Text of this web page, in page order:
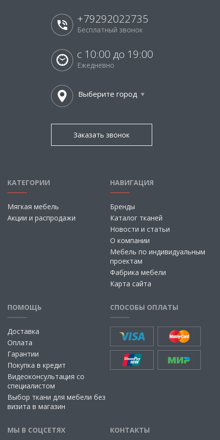
+79292022735
Бесплатный звонок
с 10:00 до 19:00
Ежедневно
Выберите город
Заказать звонок
КАТЕГОРИИ
Мягкая мебель
Акции и распродажи
НАВИГАЦИЯ
Бренды
Каталог тканей
Новости и статьи
О компании
Мебель по индивидуальным
проектам
Фабрика мебели
Карта сайта
ПОМОЩЬ
Доставка
Оплата
Гарантии
Покупка в кредит
Видеоконсультация со
специалистом
Выбор ткани для мебели без
визита в магазин
СПОСОБЫ ОПЛАТЫ
МЫ В СОЦСЕТЯХ КОНТАКТЫ